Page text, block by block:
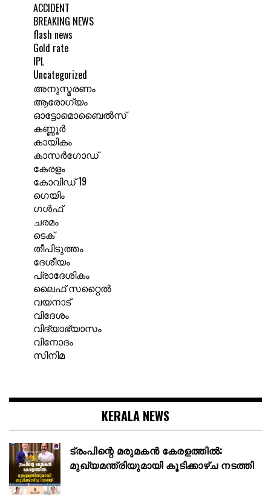
ACCIDENT
BREAKING NEWS
flash news
Gold rate
IPL
Uncategorized
അനുസ്മരണം
ആരോഗ്യം
ഓട്ടോമൊബൈൽസ്
കണ്ണൂർ
കായികം
കാസർഗോഡ്
കേരളം
കോവിഡ് 19
ഗെയിം
ഗൾഫ്
ചരമം
ടെക്
തീപിടുത്തം
ദേശീയം
പ്രാദേശികം
ലൈഫ് സറ്റൈൽ
വയനാട്
വിദേശം
വിദ്യാഭ്യാസം
വിനോദം
സിനിമ
KERALA NEWS
ട്രംപിന്റെ മരുമകൻ കേരളത്തിൽ:
മുഖ്യമന്ത്രിയുമായി കൂടിക്കാഴ്ച നടത്തി